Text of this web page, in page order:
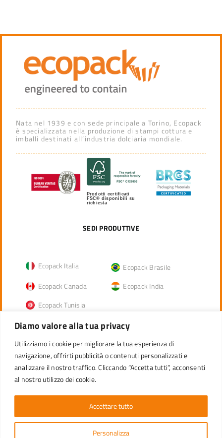
Diamo valore alla tua privacy
Utilizziamo i cookie per migliorare la tua esperienza di
navigazione, offrirti pubblicità o contenuti personalizzati e
analizzare il nostro traffico. Cliccando “Accetta tutti”, acconsenti
al nostro utilizzo dei cookie.
Personalizza
Accettare tutto
Nata nel 1939 e con sede principale a Torino, Ecopack
è specializzata nella produzione di stampi cottura e
imballi destinati all’industria dolciaria mondiale.
Prodotti certificati
FSC® disponibili su
richiesta
SEDI PRODUTTIVE
Ecopack Italia
Ecopack Brasile
Ecopack Canada
Ecopack India
Ecopack Tunisia
CATEGORIE PRODOTTI
Panettone alto
Panettone basso
Plumcake
Torte
Muffin